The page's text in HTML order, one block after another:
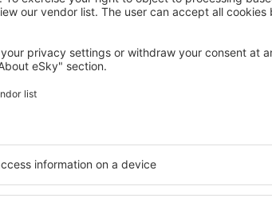
Ionion Star Hotel
Lefkada, 14 august 2026, 2 nopți